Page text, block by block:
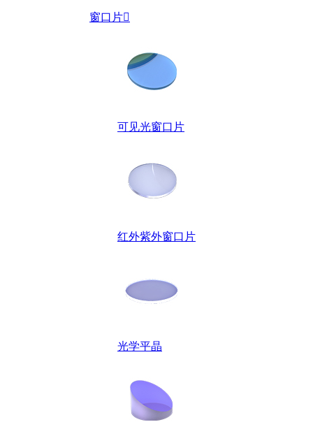
窗口片
可见光窗口片
红外紫外窗口片
光学平晶